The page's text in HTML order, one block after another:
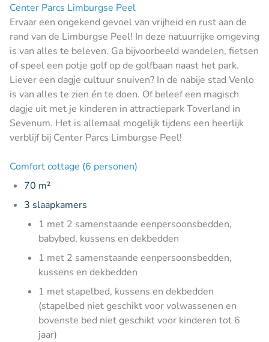
Center Parcs Limburgse Peel
Ervaar een ongekend gevoel van vrijheid en rust aan de
rand van de Limburgse Peel! In deze natuurrijke omgeving
is van alles te beleven. Ga bijvoorbeeld wandelen, fietsen
of speel een potje golf op de golfbaan naast het park.
Liever een dagje cultuur snuiven? In de nabije stad Venlo
is van alles te zien én te doen. Of beleef een magisch
dagje uit met je kinderen in attractiepark Toverland in
Sevenum. Het is allemaal mogelijk tijdens een heerlijk
verblijf bij Center Parcs Limburgse Peel!
Comfort cottage (6 personen)
70 m²
3 slaapkamers
1 met 2 samenstaande eenpersoonsbedden,
babybed, kussens en dekbedden
1 met 2 samenstaande eenpersoonsbedden,
kussens en dekbedden
1 met stapelbed, kussens en dekbedden
(stapelbed niet geschikt voor volwassenen en
bovenste bed niet geschikt voor kinderen tot 6
jaar)